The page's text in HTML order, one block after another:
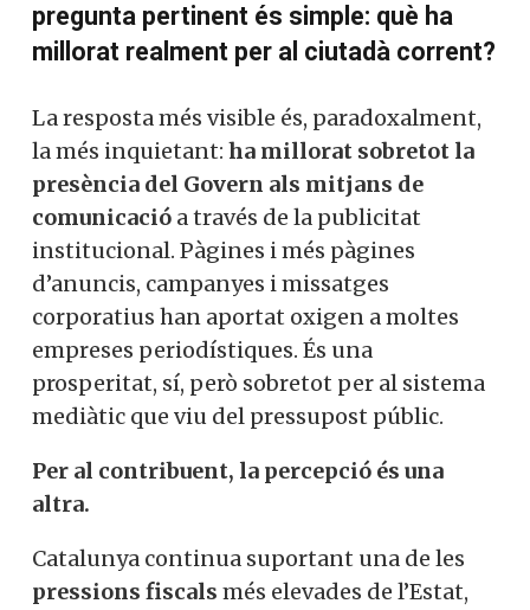
pregunta pertinent és simple: què ha
millorat realment per al ciutadà corrent?
La resposta més visible és, paradoxalment,
la més inquietant: ha millorat sobretot la
presència del Govern als mitjans de
comunicació a través de la publicitat
institucional. Pàgines i més pàgines
d’anuncis, campanyes i missatges
corporatius han aportat oxigen a moltes
empreses periodístiques. És una
prosperitat, sí, però sobretot per al sistema
mediàtic que viu del pressupost públic.
Per al contribuent, la percepció és una
altra.
Catalunya continua suportant una de les
pressions fiscals més elevades de l’Estat,